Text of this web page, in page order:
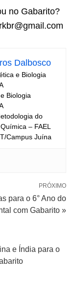
no Gabarito?
Dalbosco
e Biologia
Biologia
do
– FAEL
Campus Juína
PRÓXIMO
para o 6° Ano do
com Gabarito »
e Índia para o